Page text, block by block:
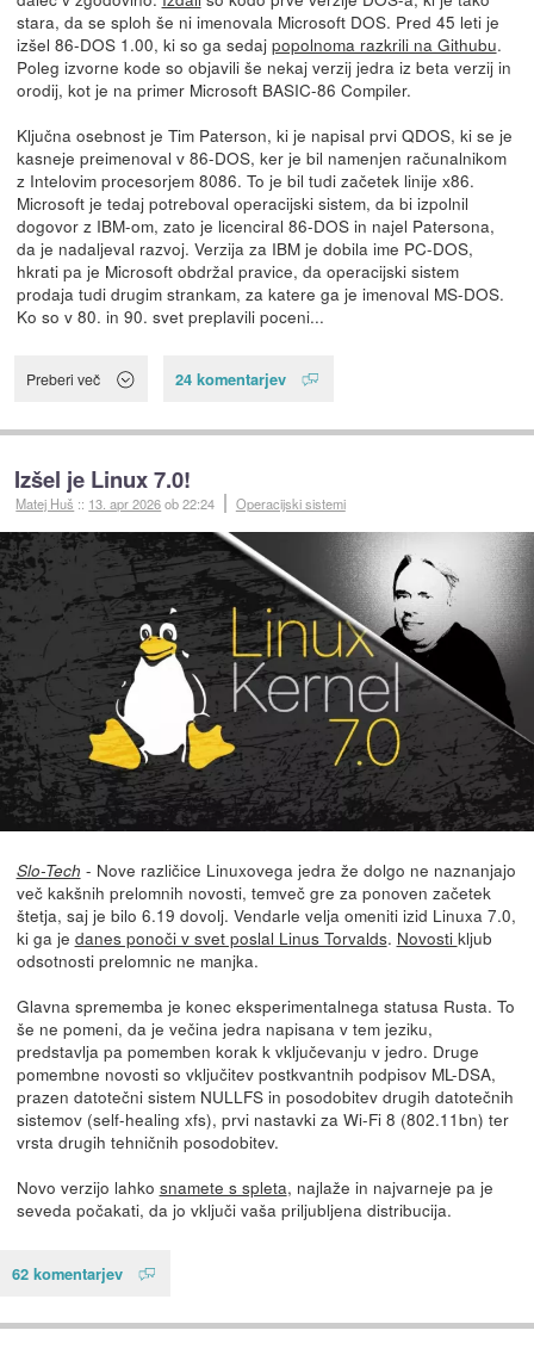
stara, da se sploh še ni imenovala Microsoft DOS. Pred 45 leti je
izšel 86-DOS 1.00, ki so ga sedaj popolnoma razkrili na Githubu.
Poleg izvorne kode so objavili še nekaj verzij jedra iz beta verzij in
orodij, kot je na primer Microsoft BASIC-86 Compiler.
Ključna osebnost je Tim Paterson, ki je napisal prvi QDOS, ki se je
kasneje preimenoval v 86-DOS, ker je bil namenjen računalnikom
z Intelovim procesorjem 8086. To je bil tudi začetek linije x86.
Microsoft je tedaj potreboval operacijski sistem, da bi izpolnil
dogovor z IBM-om, zato je licenciral 86-DOS in najel Patersona,
da je nadaljeval razvoj. Verzija za IBM je dobila ime PC-DOS,
hkrati pa je Microsoft obdržal pravice, da operacijski sistem
prodaja tudi drugim strankam, za katere ga je imenoval MS-DOS.
Ko so v 80. in 90. svet preplavili poceni...
Preberi več 24 komentarjev
Izšel je Linux 7.0!
Matej Huš :: 13. apr 2026ob 22:24 Operacijski sistemi
Slo-Tech - Nove različice Linuxovega jedra že dolgo ne naznanjajo
več kakšnih prelomnih novosti, temveč gre za ponoven začetek
štetja, saj je bilo 6.19 dovolj. Vendarle velja omeniti izid Linuxa 7.0,
ki ga je danes ponoči v svet poslal Linus Torvalds. Novosti kljub
odsotnosti prelomnic ne manjka.
Glavna sprememba je konec eksperimentalnega statusa Rusta. To
še ne pomeni, da je večina jedra napisana v tem jeziku,
predstavlja pa pomemben korak k vključevanju v jedro. Druge
pomembne novosti so vključitev postkvantnih podpisov ML-DSA,
prazen datotečni sistem NULLFS in posodobitev drugih datotečnih
sistemov (self-healing xfs), prvi nastavki za Wi-Fi 8 (802.11bn) ter
vrsta drugih tehničnih posodobitev.
Novo verzijo lahko snamete s spleta, najlaže in najvarneje pa je
seveda počakati, da jo vključi vaša priljubljena distribucija.
62 komentarjev